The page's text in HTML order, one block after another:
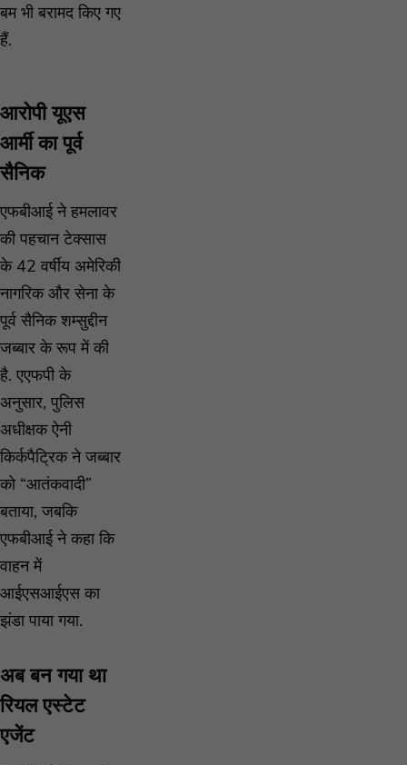
बम भी बरामद किए गए
हैं.
आरोपी यूएस
आर्मी का पूर्व
सैनिक
एफबीआई ने हमलावर
की पहचान टेक्सास
के 42 वर्षीय अमेरिकी
नागरिक और सेना के
पूर्व सैनिक शम्सुद्दीन
जब्बार के रूप में की
है. एएफपी के
अनुसार, पुलिस
अधीक्षक ऐनी
किर्कपैट्रिक ने जब्बार
को “आतंकवादी”
बताया, जबकि
एफबीआई ने कहा कि
वाहन में
आईएसआईएस का
झंडा पाया गया.
अब बन गया था
रियल एस्टेट
एजेंट